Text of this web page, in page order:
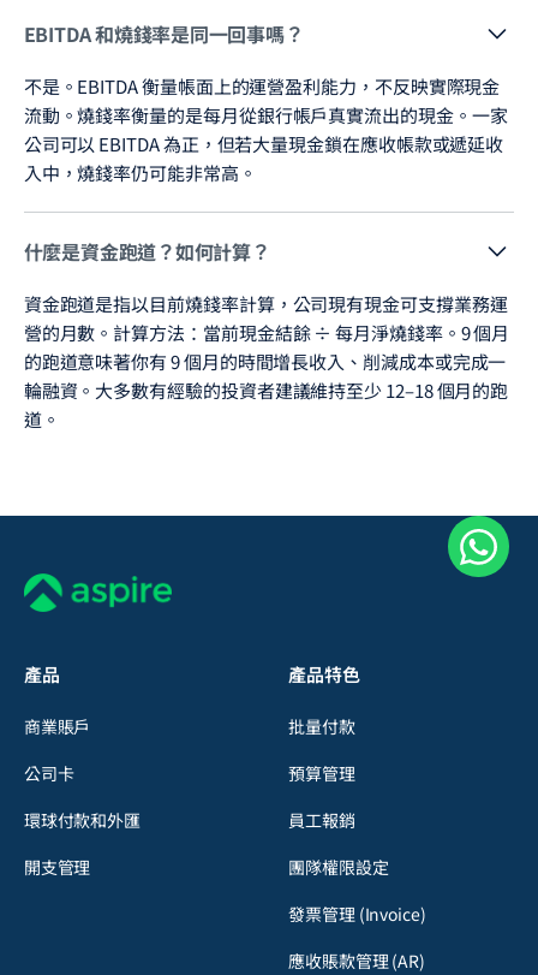
EBITDA 和燒錢率是同一回事嗎？
不是。EBITDA 衡量帳面上的運營盈利能力，不反映實際現金
流動。燒錢率衡量的是每月從銀行帳戶真實流出的現金。一家
公司可以 EBITDA 為正，但若大量現金鎖在應收帳款或遞延收
入中，燒錢率仍可能非常高。
什麼是資金跑道？如何計算？
資金跑道是指以目前燒錢率計算，公司現有現金可支撐業務運
營的月數。計算方法：當前現金結餘 ÷ 每月淨燒錢率。9 個月
的跑道意味著你有 9 個月的時間增長收入、削減成本或完成一
輪融資。大多數有經驗的投資者建議維持至少 12–18 個月的跑
道。
產品
商業賬戶
公司卡
環球付款和外匯
開支管理
產品特色
批量付款
預算管理
員工報銷
團隊權限設定
發票管理 (Invoice)
應收賬款管理 (AR)